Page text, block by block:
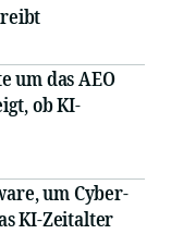
um das AEO
ob KI-
um Cyber-
KI-Zeitalter